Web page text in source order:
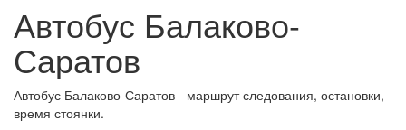
Автобус Балаково-
Саратов
Автобус Балаково-Саратов - маршрут следования, остановки,
время стоянки.